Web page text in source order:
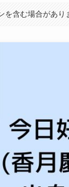
含む場合があり